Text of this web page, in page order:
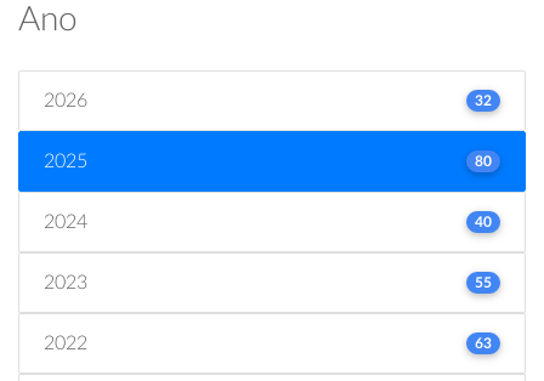
Ano
2026 32
2025 80
2024 40
2023 55
2022 63